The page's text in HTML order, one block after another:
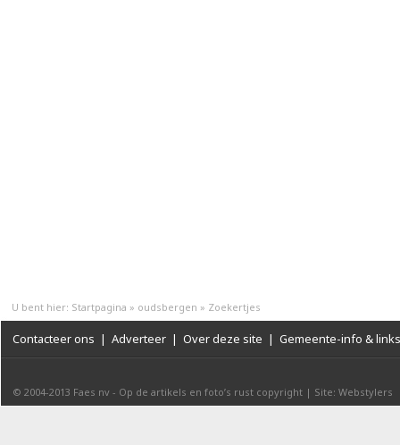
U bent hier: Startpagina » oudsbergen » Zoekertjes
Contacteer ons | Adverteer | Over deze site | Gemeente-info & links
© 2004-2013 Faes nv - Op de artikels en foto’s rust copyright | Site: Webstylers